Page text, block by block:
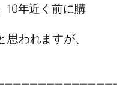
年近く前に購
われますが、